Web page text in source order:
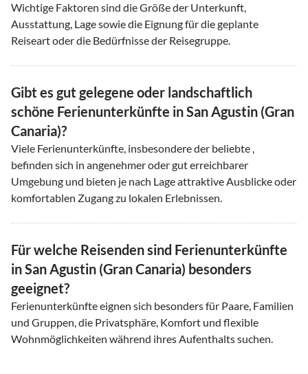
Wichtige Faktoren sind die Größe der Unterkunft,
Ausstattung, Lage sowie die Eignung für die geplante
Reiseart oder die Bedürfnisse der Reisegruppe.
Gibt es gut gelegene oder landschaftlich
schöne Ferienunterkünfte in San Agustin (Gran
Canaria)?
Viele Ferienunterkünfte, insbesondere der beliebte ,
befinden sich in angenehmer oder gut erreichbarer
Umgebung und bieten je nach Lage attraktive Ausblicke oder
komfortablen Zugang zu lokalen Erlebnissen.
Für welche Reisenden sind Ferienunterkünfte
in San Agustin (Gran Canaria) besonders
geeignet?
Ferienunterkünfte eignen sich besonders für Paare, Familien
und Gruppen, die Privatsphäre, Komfort und flexible
Wohnmöglichkeiten während ihres Aufenthalts suchen.